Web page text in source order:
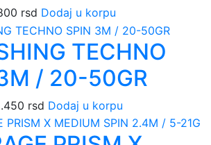
rsd Dodaj u korpu
TECHNO
/ 20-50GR
rsd Dodaj u korpu